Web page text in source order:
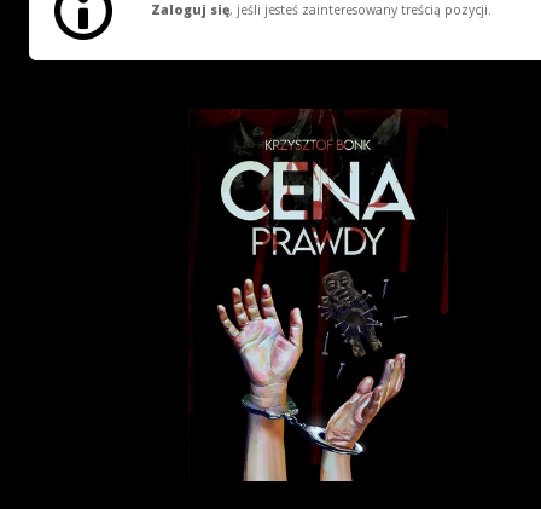
Zaloguj się, jeśli jesteś zainteresowany treścią pozycji.